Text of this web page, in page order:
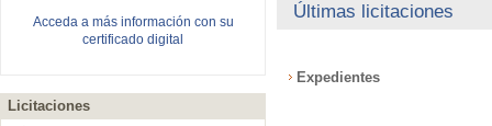
Acceda a más información con su
certificado digital
Licitaciones
Últimas licitaciones
Expedientes